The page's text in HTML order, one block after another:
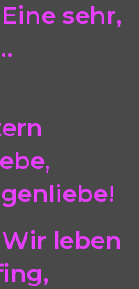
sehr,
leben